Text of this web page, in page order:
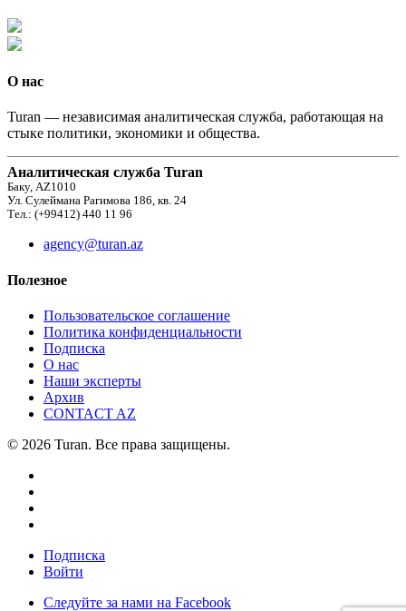
О нас
Turan — независимая аналитическая служба, работающая на
стыке политики, экономики и общества.
Аналитическая служба Turan
Баку, AZ1010
Ул. Сулеймана Рагимова 186, кв. 24
Тел.: (+99412) 440 11 96
agency@turan.az
Полезное
Пользовательское соглашение
Политика конфиденциальности
Подписка
О нас
Наши эксперты
Архив
CONTACT AZ
© 2026 Turan. Все права защищены.
Подписка
Войти
Следуйте за нами на Facebook